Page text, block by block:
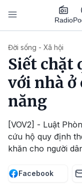
Nhảy đến nội dung
Radio
Đời sống - Xã hội
Siết chặt
với nhà ở
năng
[VOV2] - Luật
cứu hộ quy định
khăn cho người
Facebook